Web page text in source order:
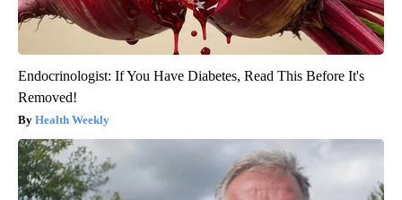
Endocrinologist: If You Have Diabetes, Read This Before It's
Removed!
Health Weekly